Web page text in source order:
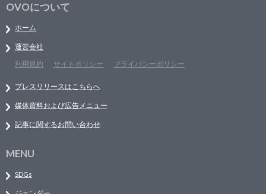
OVOについて
ホーム
運営会社
利用規約
サイトポリシー プライバシーポリシー
プレスリリースはこちらへ
媒体資料および広告メニュー
記事に関するお問い合わせ
MENU
SDGs